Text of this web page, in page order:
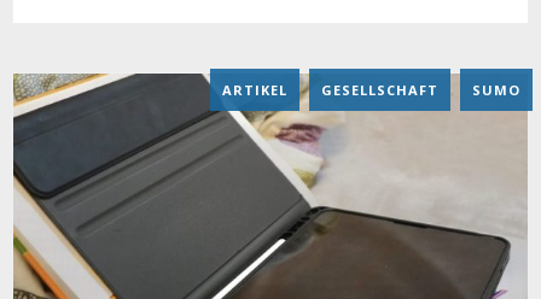
ARTIKEL , GESELLSCHAFT , SUMO